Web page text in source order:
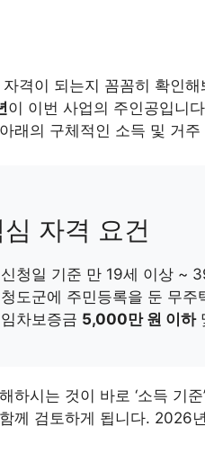
격이 되는지 꼼꼼히 확인
이 이번 사업의 주인공입니
래의 구체적인 소득 및 거
자격 요건
신청일 기준 만 19세 이상 ~
청도군에 주민등록을 둔 무주
임차보증금 5,000만 원 이하
하시는 것이 바로 ‘소득 기
께 검토하게 됩니다. 2026